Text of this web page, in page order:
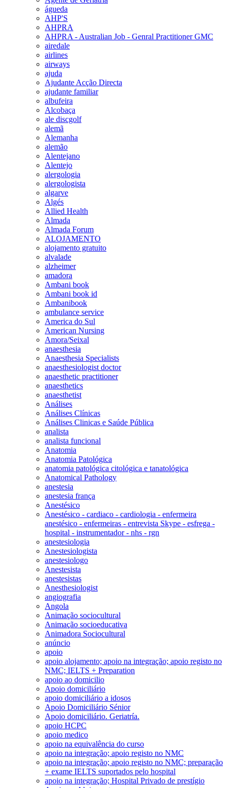
águeda
AHP'S
AHPRA
AHPRA - Australian Job - Genral Practitioner GMC
airedale
airlines
airways
ajuda
Ajudante Acção Directa
ajudante familiar
albufeira
Alcobaça
ale discgolf
alemã
Alemanha
alemão
Alentejano
Alentejo
alergologia
alergologista
algarve
Algés
Allied Health
Almada
Almada Forum
ALOJAMENTO
alojamento gratuito
alvalade
alzheimer
amadora
Ambani book
Ambani book id
Ambanibook
ambulance service
America do Sul
American Nursing
Amora/Seixal
anaesthesia
Anaesthesia Specialists
anaesthesiologist doctor
anaesthetic practitioner
anaesthetics
anaesthetist
Análises
Análises Clínicas
Análises Clinicas e Saúde Pública
analista
analista funcional
Anatomia
Anatomia Patológica
anatomia patológica citológica e tanatológica
Anatomical Pathology
anestesia
anestesia frança
Anestésico
Anestésico - cardiaco - cardiologia - enfermeira
anestésico - enfermeiras - entrevista Skype - esfrega -
hospital - instrumentador - nhs - rgn
anestesiologia
Anestesiologista
anestesiologo
Anestesista
anestesistas
Anesthesiologist
angiografia
Angola
Animação sociocultural
Animação socioeducativa
Animadora Sociocultural
anúncio
apoio
apoio alojamento; apoio na integração; apoio registo no
NMC; IELTS + Preparation
apoio ao domicilio
Apoio domiciliário
apoio domiciliário a idosos
Apoio Domiciliário Sénior
Apoio domiciliário. Geriatría.
apoio HCPC
apoio medico
apoio na equivalência do curso
apoio na integração; apoio registo no NMC
apoio na integração; apoio registo no NMC; preparação
+ exame IELTS suportados pelo hospital
apoio na integração; Hospital Privado de prestígio